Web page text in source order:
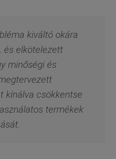
kiváltó okára
és elkötelezett
minőségi és
kínálva csökkentse
termékek